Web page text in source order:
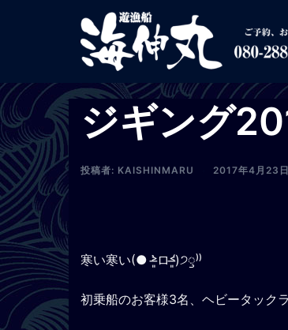
ツ
へ
ス
キ
ッ
プ
ジギング
投稿者: KAISHINMARU 2017年4月23日
寒い寒い(● ˃̶͈̀ロ˂̶͈́)੭ꠥ⁾⁾
初乗船のお客様3名、ヘビータック